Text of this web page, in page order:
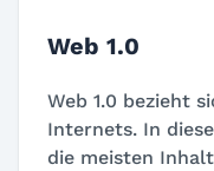
Web 1.0
Web 1.0 bezieht
Internets. In
die meisten